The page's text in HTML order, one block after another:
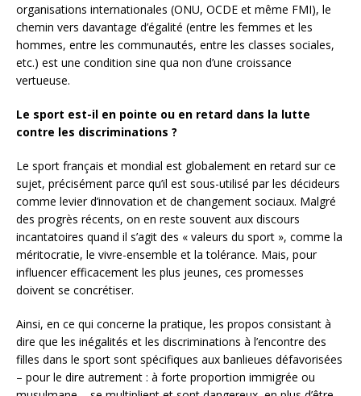
organisations internationales (ONU, OCDE et même FMI), le
chemin vers davantage d’égalité (entre les femmes et les
hommes, entre les communautés, entre les classes sociales,
etc.) est une condition sine qua non d’une croissance
vertueuse.
Le sport est-il en pointe ou en retard dans la lutte
contre les discriminations ?
Le sport français et mondial est globalement en retard sur ce
sujet, précisément parce qu’il est sous-utilisé par les décideurs
comme levier d’innovation et de changement sociaux. Malgré
des progrès récents, on en reste souvent aux discours
incantatoires quand il s’agit des « valeurs du sport », comme la
méritocratie, le vivre-ensemble et la tolérance. Mais, pour
influencer efficacement les plus jeunes, ces promesses
doivent se concrétiser.
Ainsi, en ce qui concerne la pratique, les propos consistant à
dire que les inégalités et les discriminations à l’encontre des
filles dans le sport sont spécifiques aux banlieues défavorisées
– pour le dire autrement : à forte proportion immigrée ou